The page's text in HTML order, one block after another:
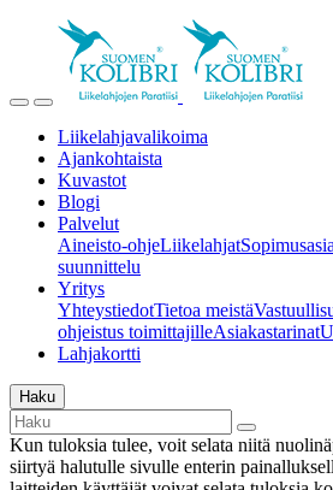
Liikelahjavalikoima
Ajankohtaista
Kuvastot
Blogi
Palvelut
Aineisto-ohjeLiikelahjat
suunnittelu
Yritys
YhteystiedotTietoa meistä
ohjeistus toimittajilleAsiakastarinat
Lahjakortti
Haku
Kun tuloksia tulee, voit selata niitä
siirtyä halutulle sivulle enterin